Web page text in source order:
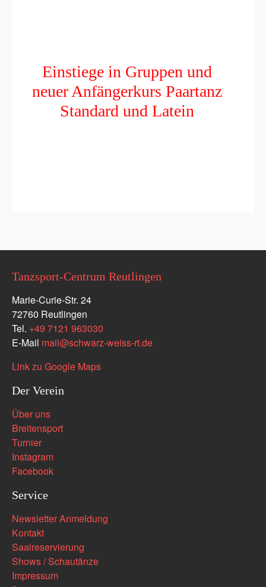
Einstiege in Gruppen und
neuer Anfängerkurs Paartanz
Standard und Latein
Tanzsport-Centrum Reutlingen
Marie-Curie-Str. 24
72760 Reutlingen
Tel. +49 7121 963030
E-Mail mail@schwarz-weiss-rt.de
Link zu Google Maps
Der Verein
Über uns
Breitensport
Turnier
Instagram
Facebook
Service
Newsletter Anmeldung
Kontakt
Saalreservierung
Shows / Schautänze
Impressum